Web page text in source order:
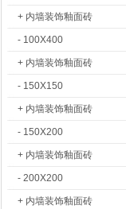
+ 内墙装饰釉面砖
- 100X400
+ 内墙装饰釉面砖
- 150X150
+ 内墙装饰釉面砖
- 150X200
+ 内墙装饰釉面砖
- 200X200
+ 内墙装饰釉面砖